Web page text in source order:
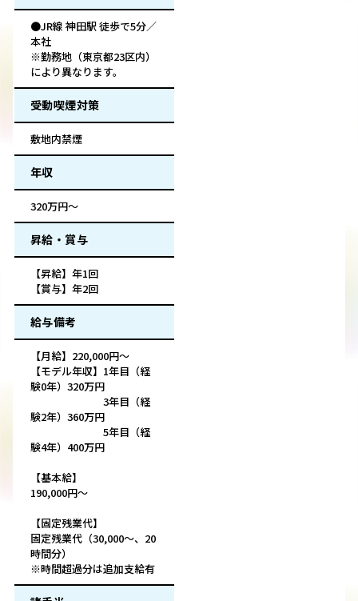
●JR線 神田駅 徒歩で5分／
本社
※勤務地（東京都23区内）
により異なります。
受動喫煙対策
敷地内禁煙
年収
320万円～
昇給・賞与
【昇給】年1回
【賞与】年2回
給与備考
【月給】220,000円～
【モデル年収】1年目（経
験0年）320万円
3年目（経
験2年）360万円
5年目（経
験4年）400万円
【基本給】
190,000円～
【固定残業代】
固定残業代（30,000～、20
時間分）
※時間超過分は追加支給有